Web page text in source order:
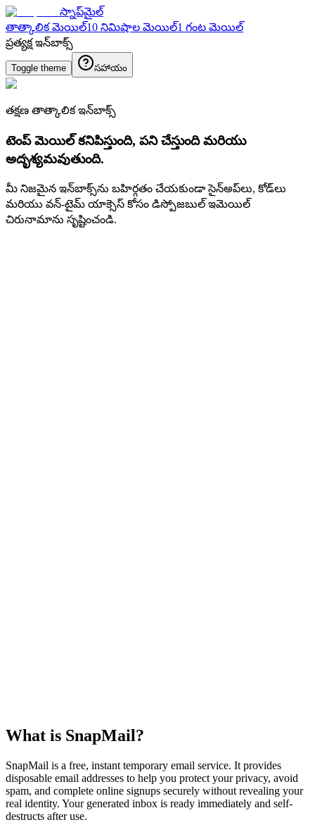
స్నాప్‌మైల్
తాత్కాలిక మెయిల్10 నిమిషాల మెయిల్1 గంట మెయిల్
ప్రత్యక్ష ఇన్‌బాక్స్
Toggle theme సహాయం
తక్షణ తాత్కాలిక ఇన్‌బాక్స్
టెంప్ మెయిల్ కనిపిస్తుంది, పని చేస్తుంది మరియు
అదృశ్యమవుతుంది.
మీ నిజమైన ఇన్‌బాక్స్‌ను బహిర్గతం చేయకుండా సైన్అప్‌లు, కోడ్‌లు
మరియు వన్-టైమ్ యాక్సెస్ కోసం డిస్పోజబుల్ ఇమెయిల్
చిరునామాను సృష్టించండి.
What is SnapMail?
SnapMail is a free, instant temporary email service. It provides
disposable email addresses to help you protect your privacy, avoid
spam, and complete online signups securely without revealing your
real identity. Your generated inbox is ready immediately and self-
destructs after use.